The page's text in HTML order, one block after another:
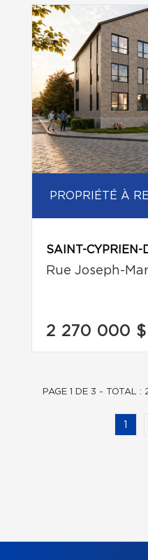
PROPRIÉTÉ À
SAINT-CYPRIEN-
Rue Joseph-
2 270 000 $
PAGE 1 DE 3 - TOTAL :